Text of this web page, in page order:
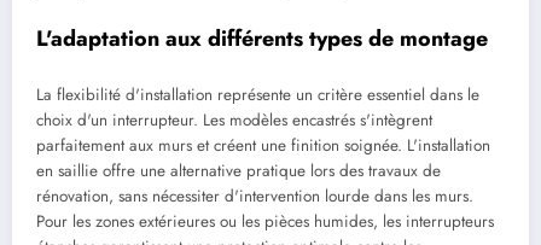
L'adaptation aux différents types de montage
La flexibilité d'installation représente un critère essentiel dans le
choix d'un interrupteur. Les modèles encastrés s'intègrent
parfaitement aux murs et créent une finition soignée. L'installation
en saillie offre une alternative pratique lors des travaux de
rénovation, sans nécessiter d'intervention lourde dans les murs.
Pour les zones extérieures ou les pièces humides, les interrupteurs